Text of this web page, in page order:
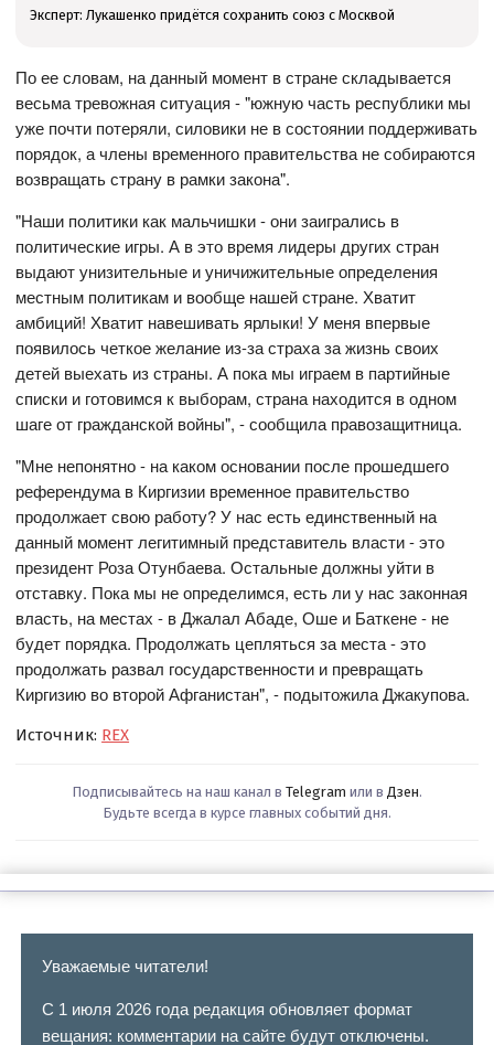
Эксперт: Лукашенко придётся сохранить союз с Москвой
По ее словам, на данный момент в стране складывается
весьма тревожная ситуация - "южную часть республики мы
уже почти потеряли, силовики не в состоянии поддерживать
порядок, а члены временного правительства не собираются
возвращать страну в рамки закона".
"Наши политики как мальчишки - они заигрались в
политические игры. А в это время лидеры других стран
выдают унизительные и уничижительные определения
местным политикам и вообще нашей стране. Хватит
амбиций! Хватит навешивать ярлыки! У меня впервые
появилось четкое желание из-за страха за жизнь своих
детей выехать из страны. А пока мы играем в партийные
списки и готовимся к выборам, страна находится в одном
шаге от гражданской войны", - сообщила правозащитница.
"Мне непонятно - на каком основании после прошедшего
референдума в Киргизии временное правительство
продолжает свою работу? У нас есть единственный на
данный момент легитимный представитель власти - это
президент Роза Отунбаева. Остальные должны уйти в
отставку. Пока мы не определимся, есть ли у нас законная
власть, на местах - в Джалал Абаде, Оше и Баткене - не
будет порядка. Продолжать цепляться за места - это
продолжать развал государственности и превращать
Киргизию во второй Афганистан", - подытожила Джакупова.
Источник: REX
Подписывайтесь на наш канал в Telegram или в Дзен.
Будьте всегда в курсе главных событий дня.
Уважаемые читатели!
С 1 июля 2026 года редакция обновляет формат
вещания: комментарии на сайте будут отключены.